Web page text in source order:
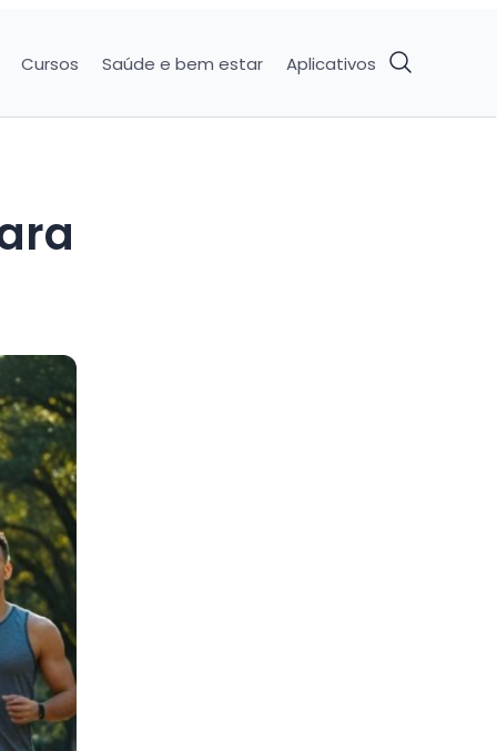
Cursos Saúde e bem estar Aplicativos